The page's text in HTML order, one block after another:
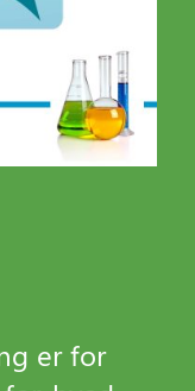
er for